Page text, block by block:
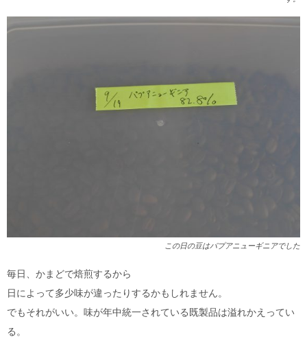
この日の豆はパプアニューギニアでした
毎日、かまどで焙煎するから
日によって多少味が違ったりするかもしれません。
でもそれがいい。味が年中統一されている既製品は溢れかえってい
る。